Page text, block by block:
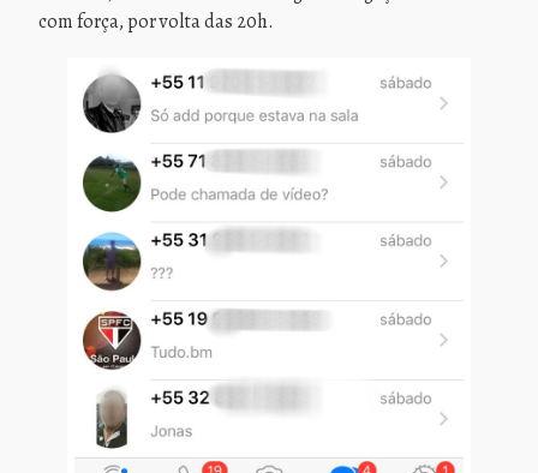
com força, por volta das 20h.